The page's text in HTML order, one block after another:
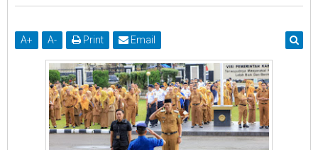
A+ A- Print Email